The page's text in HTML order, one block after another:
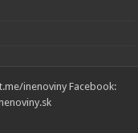
inenoviny Facebook: